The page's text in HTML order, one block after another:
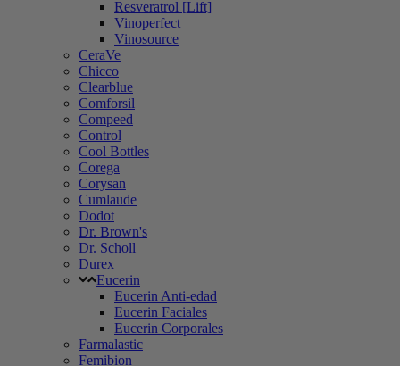
Resveratrol [Lift]
Vinoperfect
Vinosource
CeraVe
Chicco
Clearblue
Comforsil
Compeed
Control
Cool Bottles
Corega
Corysan
Cumlaude
Dodot
Dr. Brown's
Dr. Scholl
Durex
Eucerin
Eucerin Anti-edad
Eucerin Faciales
Eucerin Corporales
Farmalastic
Femibion